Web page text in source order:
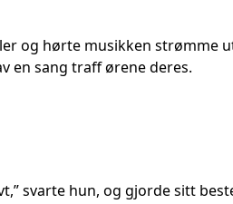
og hørte musikken strømme
en sang traff ørene deres.
svarte hun, og gjorde sitt